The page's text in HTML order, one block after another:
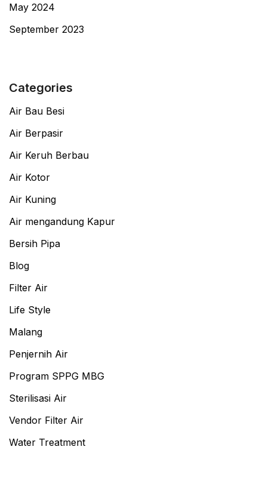
May 2024
September 2023
Categories
Air Bau Besi
Air Berpasir
Air Keruh Berbau
Air Kotor
Air Kuning
Air mengandung Kapur
Bersih Pipa
Blog
Filter Air
Life Style
Malang
Penjernih Air
Program SPPG MBG
Sterilisasi Air
Vendor Filter Air
Water Treatment